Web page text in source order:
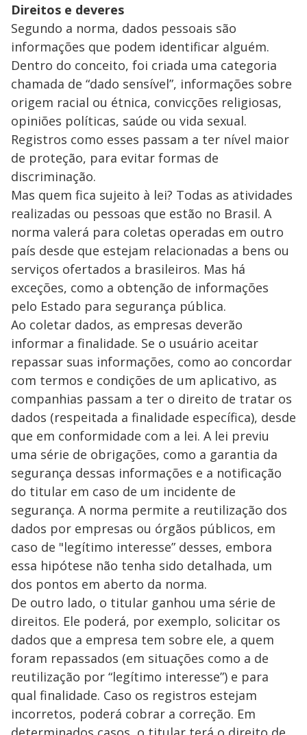
Direitos e deveres
Segundo a norma, dados pessoais são
informações que podem identificar alguém.
Dentro do conceito, foi criada uma categoria
chamada de “dado sensível”, informações sobre
origem racial ou étnica, convicções religiosas,
opiniões políticas, saúde ou vida sexual.
Registros como esses passam a ter nível maior
de proteção, para evitar formas de
discriminação.
Mas quem fica sujeito à lei? Todas as atividades
realizadas ou pessoas que estão no Brasil. A
norma valerá para coletas operadas em outro
país desde que estejam relacionadas a bens ou
serviços ofertados a brasileiros. Mas há
exceções, como a obtenção de informações
pelo Estado para segurança pública.
Ao coletar dados, as empresas deverão
informar a finalidade. Se o usuário aceitar
repassar suas informações, como ao concordar
com termos e condições de um aplicativo, as
companhias passam a ter o direito de tratar os
dados (respeitada a finalidade específica), desde
que em conformidade com a lei. A lei previu
uma série de obrigações, como a garantia da
segurança dessas informações e a notificação
do titular em caso de um incidente de
segurança. A norma permite a reutilização dos
dados por empresas ou órgãos públicos, em
caso de "legítimo interesse” desses, embora
essa hipótese não tenha sido detalhada, um
dos pontos em aberto da norma.
De outro lado, o titular ganhou uma série de
direitos. Ele poderá, por exemplo, solicitar os
dados que a empresa tem sobre ele, a quem
foram repassados (em situações como a de
reutilização por “legítimo interesse”) e para
qual finalidade. Caso os registros estejam
incorretos, poderá cobrar a correção. Em